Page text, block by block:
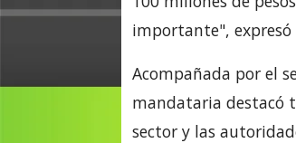
importante", expresó
Acompañada por el
mandataria destacó
sector y las